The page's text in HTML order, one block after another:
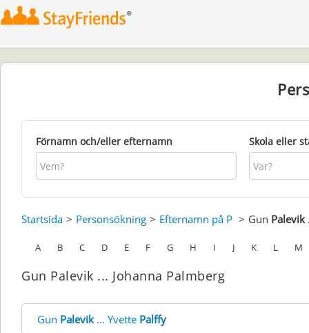
Förnamn och/eller efternamn Skola eller
Startsida Personsökning Efternamn på P Gun Palevik
A B C D E F G H I J K L M
Gun Palevik ... Johanna Palmberg
Gun Palevik... Yvette Palffy